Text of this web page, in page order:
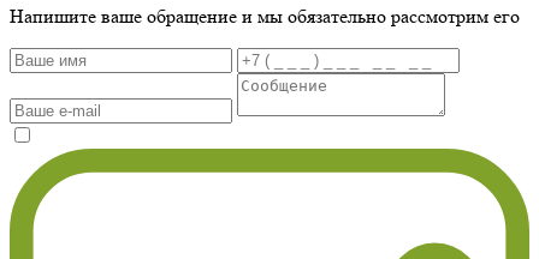
Напишите ваше обращение и мы обязательно рассмотрим его